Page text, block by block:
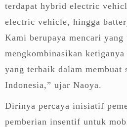
terdapat hybrid electric
electric vehicle, hingga
Kami berupaya mencari yang
mengkombinasikan
yang terbaik dalam membuat
Indonesia,” ujar Naoya.
Dirinya percaya inisiatif
pemberian insentif untuk